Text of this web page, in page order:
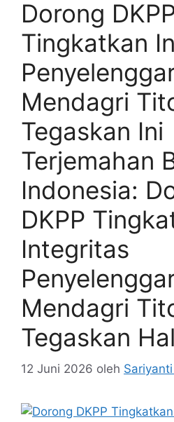
Dorong
Tingkatkan
Mendagri
Tegaskan Ini
Terjemahan
Indonesia:
DKPP
Integritas
Mendagri
Tegaskan
12 Juni 2026 oleh